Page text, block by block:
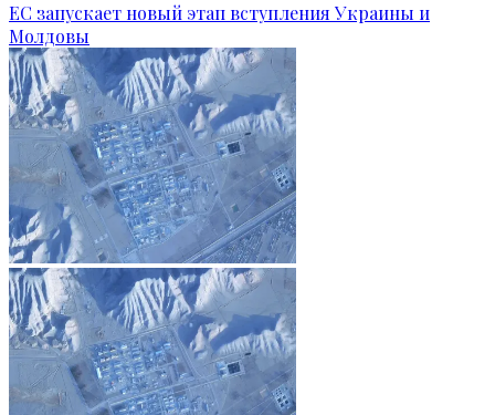
ЕС запускает новый этап вступления Украины и
Молдовы